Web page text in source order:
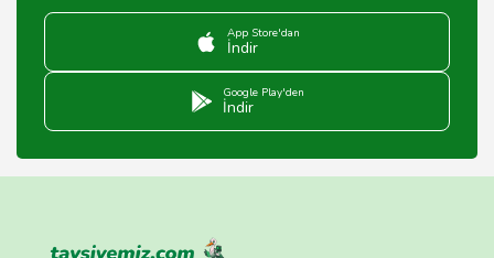
App Store'dan
İndir
Google Play'den
İndir